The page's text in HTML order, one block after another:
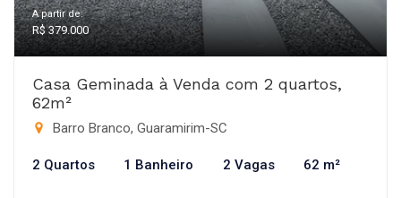
A partir de:
R$ 379.000
Casa Geminada à Venda com 2 quartos,
62m²
Barro Branco, Guaramirim-SC
2 Quartos 1 Banheiro 2 Vagas 62 m²